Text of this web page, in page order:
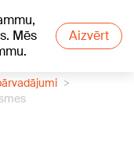
Mēs
Aizvērt